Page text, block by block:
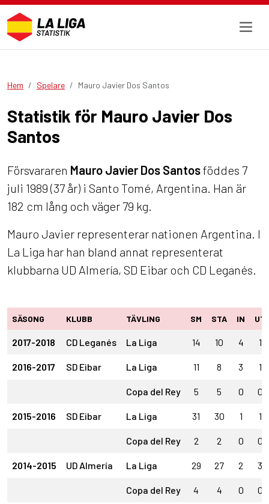
Hem Spelare Mauro Javier Dos Santos
Statistik för Mauro Javier Dos
Santos
Försvararen Mauro Javier Dos Santosföddes 7
juli 1989 (37 år) i Santo Tomé, Argentina. Han är
182 cm lång och väger 79 kg.
Mauro Javier representerar nationen Argentina. I
La Liga har han bland annat representerat
klubbarna UD Almería, SD Eibar och CD Leganés.
SÄSONG KLUBB TÄVLING SM STA IN UT
2017-2018 CD Leganés La Liga 14 10 4 1
2016-2017 SD Eibar La Liga 11 8 3 1
Copa del Rey 5 5 0 0
2015-2016 SD Eibar La Liga 31 30 1 1
Copa del Rey 2 2 0 0
2014-2015 UD Almería La Liga 29 27 2 3
Copa del Rey 4 4 0 0